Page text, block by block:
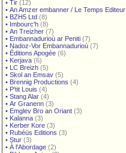
• Tir (12)
• An Amzer embanner / Le Temps Editeur
• BZH5 Ltd (8)
• Imbourc'h (8)
• An Treizher (7)
• Embannadurioù ar Peniti (7)
• Nadoz-Vor Embannadurioù (7)
• Éditions Apogée (6)
• Kerjava (6)
• LC Breizh (5)
• Skol an Emsav (5)
• Brennig Productions (4)
• P'tit Louis (4)
• Stang Alar (4)
• Ar Granenn (3)
• Emglev Bro an Oriant (3)
• Kalanna (3)
• Kerber Kore (3)
• Rubéüs Editions (3)
• Stur (3)
• À l'Abordage (2)